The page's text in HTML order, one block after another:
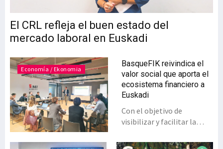
El CRL refleja el buen estado del
mercado laboral en Euskadi
Economía / Ekonomia
BasqueFIK reivindica el
valor social que aporta el
ecosistema financiero a
Euskadi
Con el objetivo de
visibilizar y facilitar la
que genera el ecosistema